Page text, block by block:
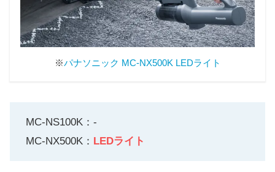
※パナソニック MC-NX500K LEDライト
MC-NS100K：-
MC-NX500K： LEDライト